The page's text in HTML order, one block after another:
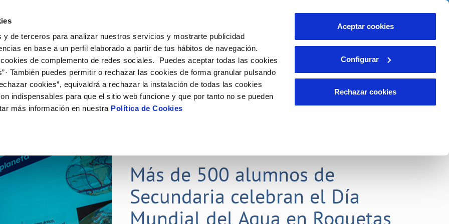
y de terceros para analizar nuestros servicios y mostrarte publicidad
en base a un perfil elaborado a partir de tus hábitos de navegación.
de complemento de redes sociales. Puedes aceptar todas las cookies
También puedes permitir o rechazar las cookies de forma granular pulsando
cookies”, equivaldrá a rechazar la instalación de todas las cookies
indispensables para que el sitio web funcione y que por tanto no se pueden
más información en nuestra Política de Cookies
Aceptar cookies
Configurar
Rechazar cookies
de titular
de suministro
obras
MODIFICACIÓN DE DATOS
Actualizar datos bancarios
Actualizar datos de domicilio
INCIDENCIAS
Comunica anomalías o posibles
VER TODAS LAS GESTIONES
Tu Servicio
AL CLIENTE
contacto
y afectaciones
e impresos
COMPROMISO DE SERVICIO
Carta de compromisos
Customer Counsel (Defensa del cliente)
Tu Agua
del agua
CUIDADOS DEL AGUA
Consejos de ahorro
Medidas contra la sequía
Conócenos
DE GESTIÓN Y CERTIFICADOS
CONTRATACIÓN
Licitaciones en curso
EMPLEO
Nuestros compromisos
Más de 500 alumnos de
Secundaria celebran el Día
Mundial del Agua en Roquetas